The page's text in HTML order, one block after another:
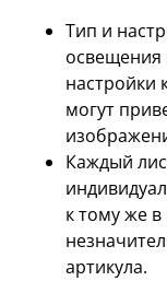
Тип и
освещения
настройки
могут
Каждый
к тому же
артикула.